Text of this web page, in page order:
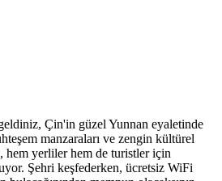
Çin'in güzel Yunnan eyaletinde
manzaraları ve zengin kültürel
hem yerliler hem de turistler için
Şehri keşfederken, ücretsiz WiFi